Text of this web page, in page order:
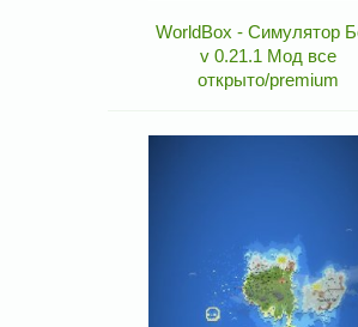
WorldBox - Симулятор
v 0.21.1 Мод все
открыто/premium